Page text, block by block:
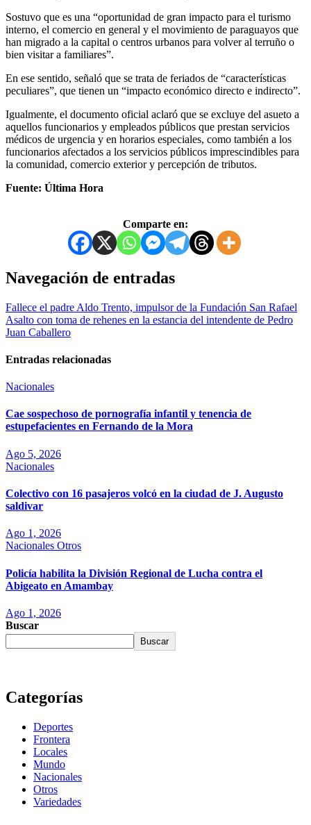
Sostuvo que es una “oportunidad de gran impacto para el turismo
interno, el comercio en general y el movimiento de paraguayos que
han migrado a la capital o centros urbanos para volver al terruño o
bien visitar a familiares”.
En ese sentido, señaló que se trata de feriados de “características
peculiares”, que tienen un “impacto económico directo e indirecto”.
Igualmente, el documento oficial aclaró que se excluye del asueto a
aquellos funcionarios y empleados públicos que prestan servicios
médicos de urgencia y en horarios especiales, como también a los
funcionarios afectados a los servicios públicos imprescindibles para
la comunidad, comercio exterior y percepción de tributos.
Fuente: Última Hora
Comparte en:
Navegación de entradas
Fallece el padre Aldo Trento, impulsor de la Fundación San Rafael
Asalto con toma de rehenes en la estancia del intendente de Pedro
Juan Caballero
Entradas relacionadas
Nacionales
Cae sospechoso de pornografía infantil y tenencia de
estupefacientes en Fernando de la Mora
Ago 5, 2026
Nacionales
Colectivo con 16 pasajeros volcó en la ciudad de J. Augusto
saldivar
Ago 1, 2026
Nacionales Otros
Policía habilita la División Regional de Lucha contra el
Abigeato en Amambay
Ago 1, 2026
Buscar
Buscar
Categorías
Deportes
Frontera
Locales
Mundo
Nacionales
Otros
Variedades